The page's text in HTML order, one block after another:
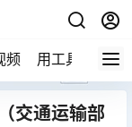
频 用工具 论技
交通运输部